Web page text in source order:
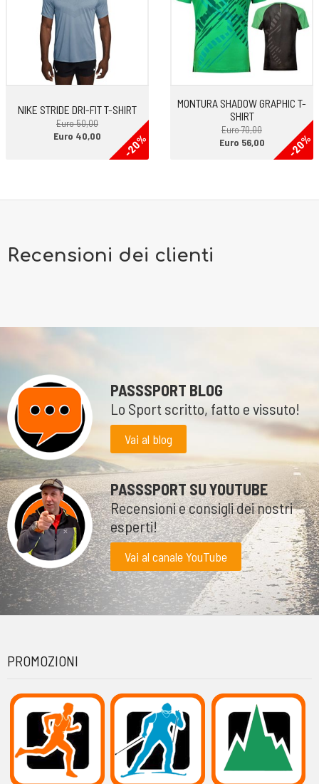
NIKE STRIDE DRI-FIT T-SHIRT
Euro 50,00
-20%
Euro 40,00
MONTURA SHADOW GRAPHIC T-
SHIRT
Euro 70,00
-20%
Euro 56,00
Recensioni dei clienti
PASSSPORT BLOG
Lo Sport scritto, fatto e vissuto!
Vai al blog
PASSSPORT SU YOUTUBE
Recensioni e consigli dei nostri
esperti!
Vai al canale YouTube
PROMOZIONI